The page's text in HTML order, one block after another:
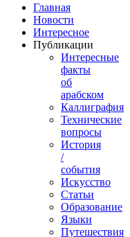
Главная
Новости
Интересное
Публикации
Интересные
факты
об
арабском
Каллиграфия
Технические
вопросы
История
/
события
Искусство
Статьи
Образование
Языки
Путешествия